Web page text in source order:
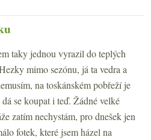
taky jednou vyrazil do teplých
mimo sezónu, já ta vedra a
na toskánském pobřeží je
se koupat i teď. Žádné velké
zatím nechystám, pro dnešek jen
fotek, které jsem házel na